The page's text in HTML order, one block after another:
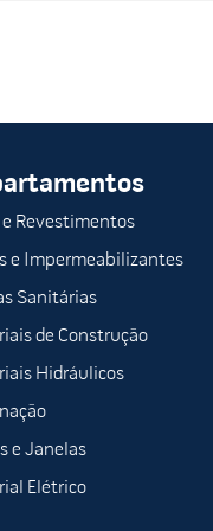
e Revestimentos
e Impermeabilizantes
Sanitárias
de Construção
Hidráulicos
e Janelas
Elétrico